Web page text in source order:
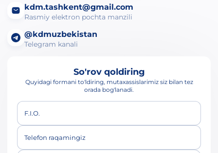
kdm.tashkent@gmail.com
Rasmiy elektron pochta manzili
@kdmuzbekistan
Telegram kanali
So'rov qoldiring
Quyidagi formani to'ldiring, mutaxassislarimiz siz bilan tez
orada bog'lanadi.
F.I.O.
Telefon raqamingiz